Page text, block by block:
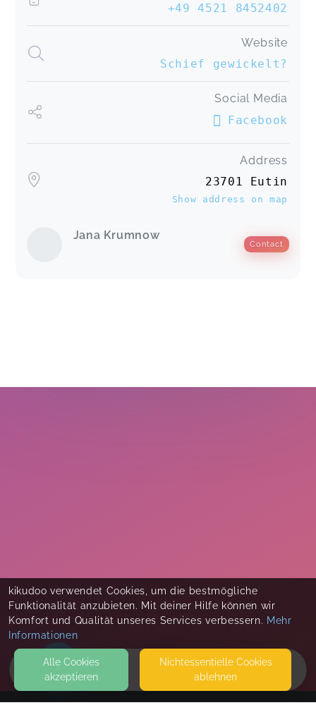
HOME
+49 4521 8452402
Website
Schief gewickelt?
Social Media
Facebook
Address
23701 Eutin
Show address on map
Jana Krumnow
Contact
kikudoo verwendet Cookies, um die bestmögliche
Funktionalität anzubieten. Mit deiner Hilfe können wir
Komfort und Qualität unseres Services verbessern. Mehr
Informationen
Alle Cookies
akzeptieren
Nicht­essentielle Cookies
ablehnen